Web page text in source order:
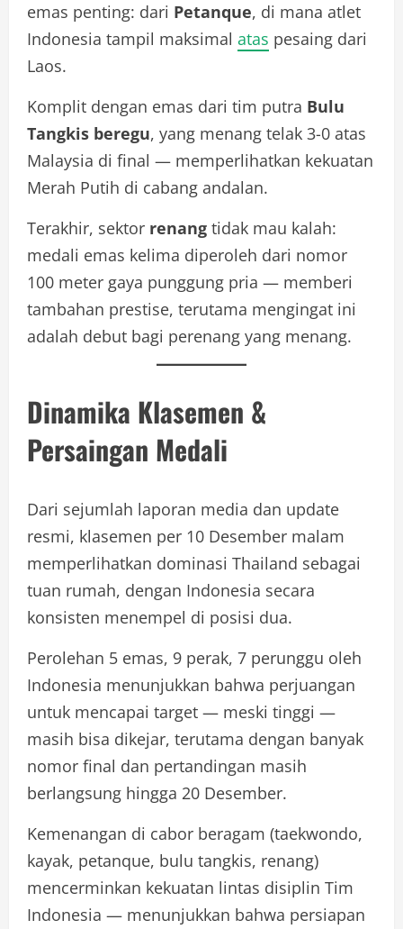
emas penting: dari Petanque, di mana atlet
Indonesia tampil maksimal atas pesaing dari
Laos.
Komplit dengan emas dari tim putra Bulu
Tangkis beregu, yang menang telak 3-0 atas
Malaysia di final — memperlihatkan kekuatan
Merah Putih di cabang andalan.
Terakhir, sektor renang tidak mau kalah:
medali emas kelima diperoleh dari nomor
100 meter gaya punggung pria — memberi
tambahan prestise, terutama mengingat ini
adalah debut bagi perenang yang menang.
Dinamika Klasemen &
Persaingan Medali
Dari sejumlah laporan media dan update
resmi, klasemen per 10 Desember malam
memperlihatkan dominasi Thailand sebagai
tuan rumah, dengan Indonesia secara
konsisten menempel di posisi dua.
Perolehan 5 emas, 9 perak, 7 perunggu oleh
Indonesia menunjukkan bahwa perjuangan
untuk mencapai target — meski tinggi —
masih bisa dikejar, terutama dengan banyak
nomor final dan pertandingan masih
berlangsung hingga 20 Desember.
Kemenangan di cabor beragam (taekwondo,
kayak, petanque, bulu tangkis, renang)
mencerminkan kekuatan lintas disiplin Tim
Indonesia — menunjukkan bahwa persiapan